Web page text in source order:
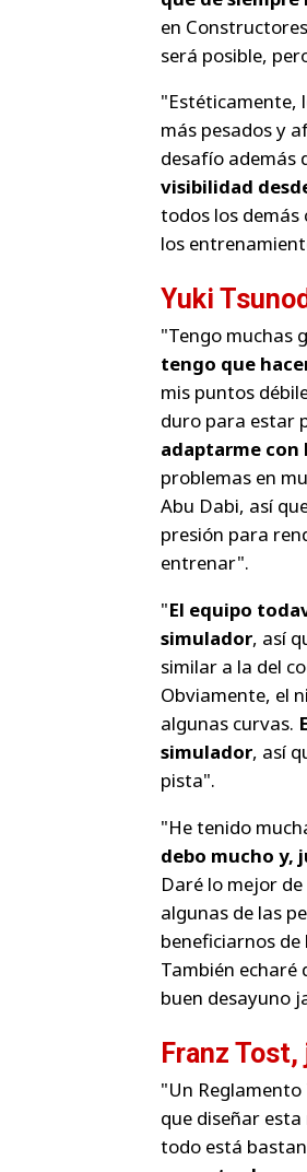
en
será posible,
"Estéticamente,
más pesados y
desafío además
visibilidad
todos los demás
los
Yuki
"Tengo muchas
tengo que
mis puntos
duro para estar
adaptarme con
problemas en
Abu Dabi, así
presión para
entrenar".
"El equipo
simulador, así
similar a la del
Obviamente, el
algunas curvas.
simulador, así
pista".
"He tenido
debo mucho y,
Daré lo mejor
algunas de las
beneficiarnos
También echaré
buen desayuno
Franz
"Un
que diseñar
todo está